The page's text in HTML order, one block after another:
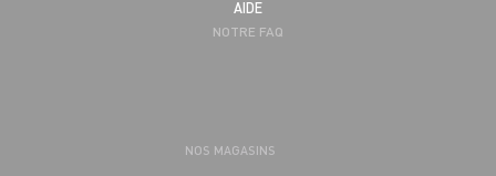
AIDE
NOTRE FAQ
NOS MAGASINS